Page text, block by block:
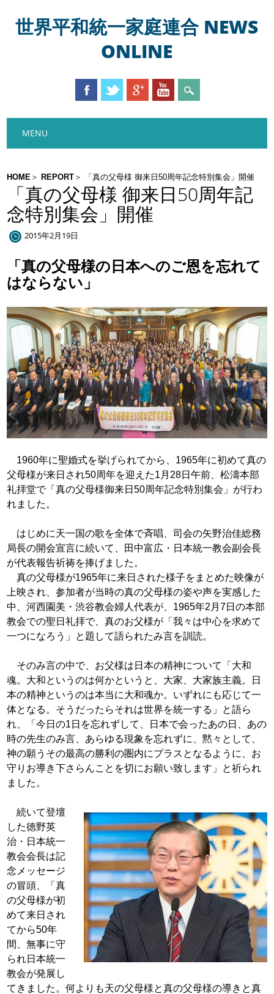
世界平和統一家庭連合 NEWS
ONLINE
Main menu
MENU
HOME REPORT 「真の父母様 御来日50周年記念特別集会」開催
「真の父母様 御来日50周年記
念特別集会」開催
2015年2月19日
「真の父母様の日本へのご恩を忘れて
はならない」
1960年に聖婚式を挙げられてから、1965年に初めて真の
父母様が来日され50周年を迎えた1月28日午前、松濤本部
礼拝堂で「真の父母様御来日50周年記念特別集会」が行わ
れました。
はじめに天一国の歌を全体で斉唱、司会の矢野治佳総務
局長の開会宣言に続いて、田中富広・日本統一教会副会長
が代表報告祈祷を捧げました。
真の父母様が1965年に来日された様子をまとめた映像が
上映され、参加者が当時の真の父母様の姿や声を実感した
中、河西園美・渋谷教会婦人代表が、1965年2月7日の本部
教会での聖日礼拝で、真のお父様が「我々は中心を求めて
一つになろう」と題して語られたみ言を訓読。
そのみ言の中で、お父様は日本の精神について「大和
魂。大和というのは何かというと、大家、大家族主義。日
本の精神と いうのは本当に大和魂か。いずれにも応じて一
体となる。そう だったらそれは世界を統一する」と語ら
れ、「今日の1日を忘れずして、日本で会ったあの日、あの
時の先生のみ言、あらゆる現象を忘れずに、黙々として、
神の願うその最高の勝利の圏 内にプラスとなるように、お
守りお導き下さらんことを切にお願い致します」と祈られ
ました。
続いて登壇
した徳野英
治・日本統一
教会会長は記
念メッセージ
の冒頭、「真
の父母様が初
めて来日され
てから50年
間、無事に守
られ日本統一
教会が発展し
てきました。何よりも天の父母様と真の父母様の導きと真